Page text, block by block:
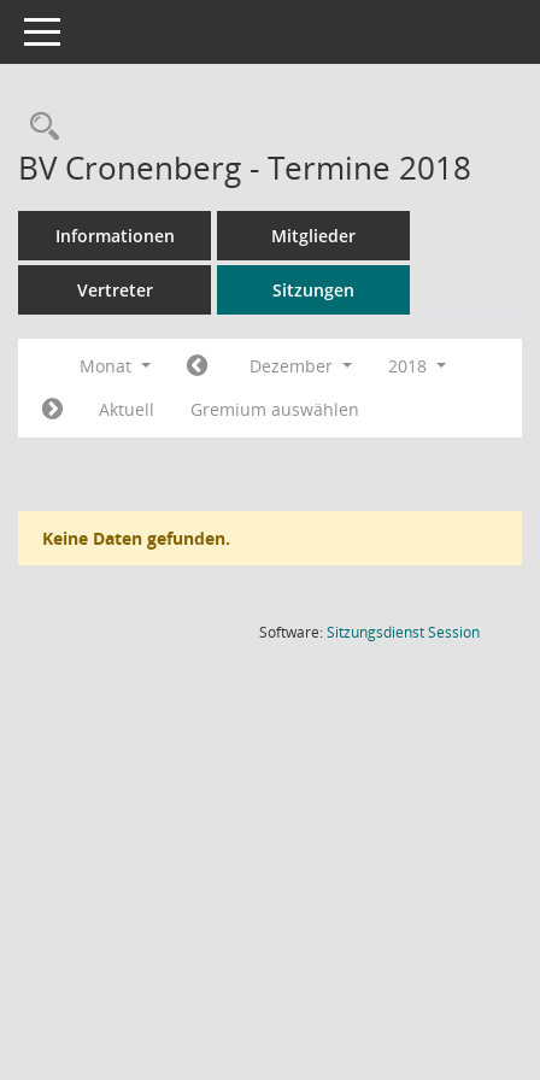
Toggle navigation
Rechercheauswahl
BV Cronenberg - Termine 2018
Informationen Mitglieder
Vertreter Sitzungen
Monat Dezember
2018
Aktuell
Gremium auswählen
Keine Daten gefunden.
Software:SitzungsdienstSession(Wird in